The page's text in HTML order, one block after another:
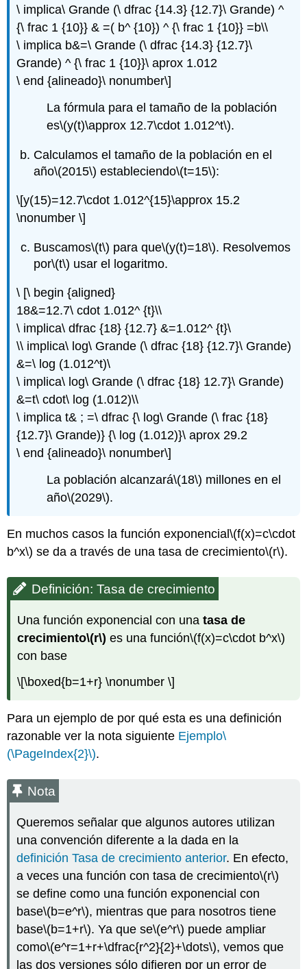
\ implica\ Grande (\ dfrac {14.3} {12.7}\ Grande) ^
{\ frac 1 {10}} & =( b^ {10}) ^ {\ frac 1 {10}} =b\\
\ implica b&=\ Grande (\ dfrac {14.3} {12.7}\
Grande) ^ {\ frac 1 {10}}\ aprox 1.012
\ end {alineado}\ nonumber\]
La fórmula para el tamaño de la población
es\(y(t)\approx 12.7\cdot 1.012^t\).
Calculamos el tamaño de la población en el
año\(2015\) estableciendo\(t=15\):
\[y(15)=12.7\cdot 1.012^{15}\approx 15.2
\nonumber \]
Buscamos\(t\) para que\(y(t)=18\). Resolvemos
por\(t\) usar el logaritmo.
\ [\ begin {aligned}
18&=12.7\ cdot 1.012^ {t}\\
\ implica\ dfrac {18} {12.7} &=1.012^ {t}\
\\ implica\ log\ Grande (\ dfrac {18} {12.7}\ Grande)
&=\ log (1.012^t)\
\ implica\ log\ Grande (\ dfrac {18} 12.7}\ Grande)
&=t\ cdot\ log (1.012)\\
\ implica t& ; =\ dfrac {\ log\ Grande (\ frac {18}
{12.7}\ Grande)} {\ log (1.012)}\ aprox 29.2
\ end {alineado}\ nonumber\]
La población alcanzará\(18\) millones en el
año\(2029\).
En muchos casos la función exponencial\(f(x)=c\cdot
b^x\) se da a través de una tasa de crecimiento\(r\).
Definición: Tasa de crecimiento
Una función exponencial con unatasa de
crecimiento\(r\) es una función\(f(x)=c\cdot b^x\)
con base
\[\boxed{b=1+r} \nonumber \]
Para un ejemplo de por qué esta es una definición
razonable ver la nota siguiente Ejemplo\
(\PageIndex{2}\).
Nota
Queremos señalar que algunos autores utilizan
una convención diferente a la dada en la
definición Tasa de crecimiento anterior. En efecto,
a veces una función con tasa de crecimiento\(r\)
se define como una función exponencial con
base\(b=e^r\), mientras que para nosotros tiene
base\(b=1+r\). Ya que se\(e^r\) puede ampliar
como\(e^r=1+r+\dfrac{r^2}{2}+\dots\), vemos que
las dos versiones sólo difieren por un error de